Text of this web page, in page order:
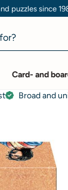
puzzles since
Card- and
Broad and